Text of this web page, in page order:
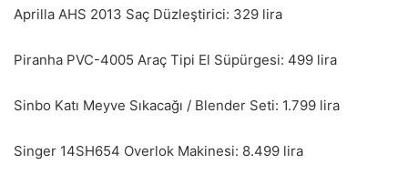
Aprilla AHS 2013 Saç Düzleştirici: 329 lira
Piranha PVC-4005 Araç Tipi El Süpürgesi: 499 lira
Sinbo Katı Meyve Sıkacağı / Blender Seti: 1.799 lira
Singer 14SH654 Overlok Makinesi: 8.499 lira